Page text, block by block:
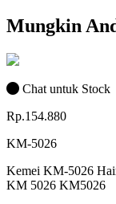
Mungkin
Chat untuk Stock
Rp.154.880
KM-5026
Kemei KM-5026
KM 5026 KM5026